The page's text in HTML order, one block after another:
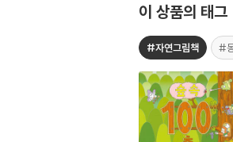
이 상품의 태그
#자연그림책 #